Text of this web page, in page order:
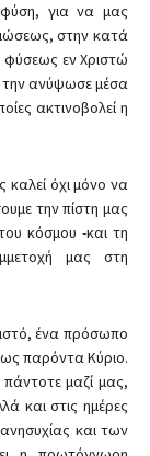
για να μας
στην κατά
φύσεως εν Χριστώ
την ανύψωσε μέσα
ακτινοβολεί η
όχι μόνο να
την πίστη μας
κόσμου -και τη
μας στη
ένα πρόσωπο
παρόντα Κύριο.
πάντοτε μαζί μας,
και στις ημέρες
και των